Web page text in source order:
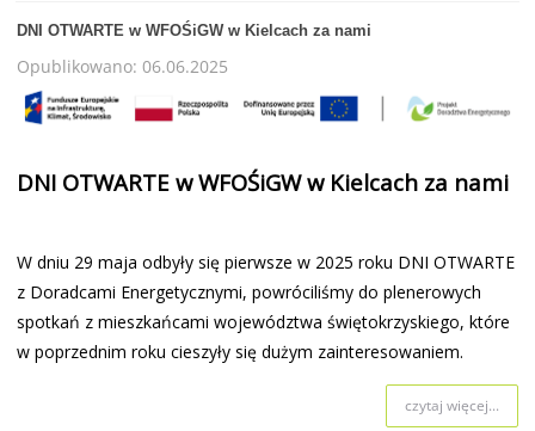
DNI OTWARTE w WFOŚiGW w Kielcach za nami
Opublikowano: 06.06.2025
DNI OTWARTE w WFOŚiGW w Kielcach za nami
W dniu 29 maja odbyły się pierwsze w 2025 roku DNI OTWARTE
z Doradcami Energetycznymi, powróciliśmy do plenerowych
spotkań z mieszkańcami województwa świętokrzyskiego, które
w poprzednim roku cieszyły się dużym zainteresowaniem.
czytaj więcej...